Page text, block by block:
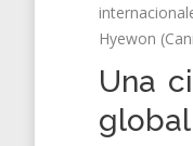
Hyewon
Una
global